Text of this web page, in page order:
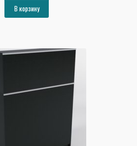
составляла
20983₽.
В корзину